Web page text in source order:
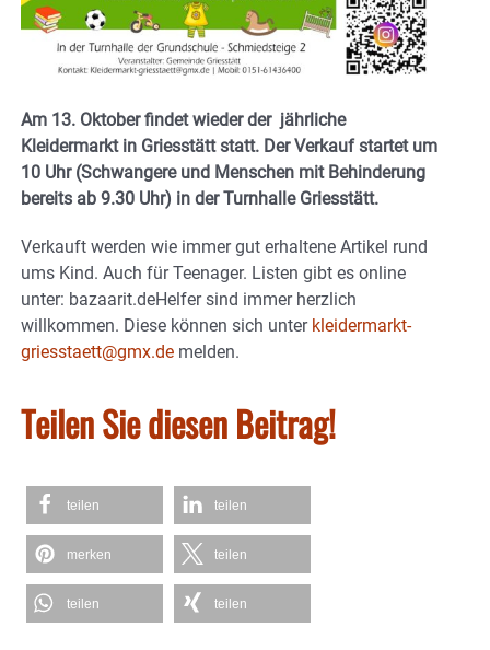
Am 13. Oktober findet wieder der jährliche
Kleidermarkt in Griesstätt statt. Der Verkauf startet um
10 Uhr (Schwangere und Menschen mit Behinderung
bereits ab 9.30 Uhr) in der Turnhalle Griesstätt.
Verkauft werden wie immer gut erhaltene Artikel rund
ums Kind. Auch für Teenager. Listen gibt es online
unter: bazaarit.deHelfer sind immer herzlich
willkommen. Diese können sich unter kleidermarkt-
griesstaett@gmx.de melden.
Teilen Sie diesen Beitrag!
teilen teilen
merken teilen
teilen teilen